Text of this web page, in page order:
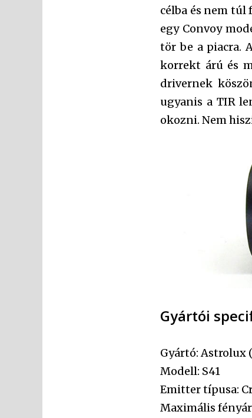
célba és nem
egy Convoy
tör be a piacra.
korrekt árú és
drivernek
ugyanis a TIR
okozni. Nem
Gyártói
Gyártó: Astrolux
Modell: S41
Emitter típusa:
Maximális